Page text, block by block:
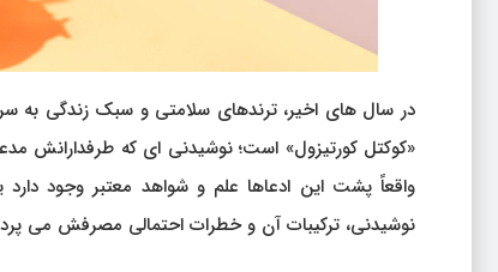
در سال‌ های اخیر، ترندهای سلامتی و سبک زندگی به
«کوکتل کورتیزول» است؛ نوشیدنی‌ ای که طرفدارانش
واقعاً پشت این ادعاها علم و شواهد معتبر وجود
نوشیدنی، ترکیبات آن و خطرات احتمالی مصرفش می‌